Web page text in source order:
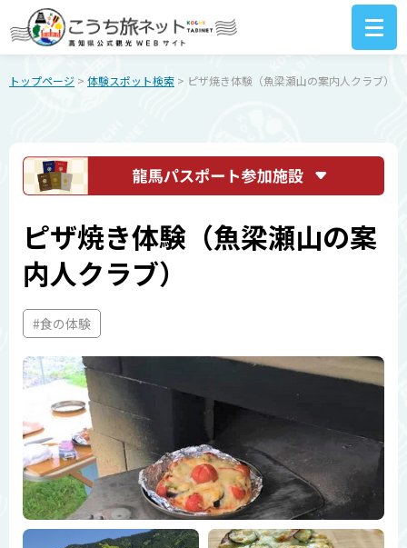
トップページ > 体験スポット検索 > ピザ焼き体験（魚梁瀬山の案内人クラブ）
ピザ焼き体験（魚梁瀬山の案
内人クラブ）
#食の体験